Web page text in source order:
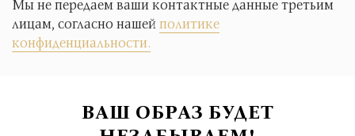
Мы не передаем ваши контактные данные третьим
лицам, согласно нашейполитике
конфиденциальности.
ВАШ ОБРАЗ БУДЕТ